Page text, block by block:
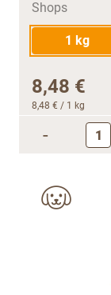
1 kg
8,48 €
8,48 € / 1 kg
-